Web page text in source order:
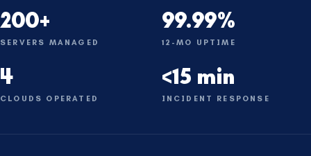
200+
SERVERS MANAGED
99.99%
12-MO UPTIME
4
CLOUDS OPERATED
<15 min
INCIDENT RESPONSE